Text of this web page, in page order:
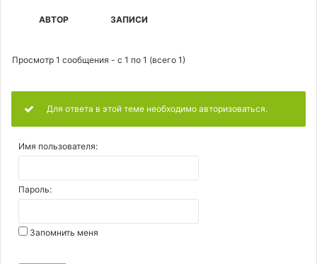
АВТОР ЗАПИСИ
Просмотр 1 сообщения - с 1 по 1 (всего 1)
Для ответа в этой теме необходимо авторизоваться.
Имя пользователя:
Пароль:
Запомнить меня